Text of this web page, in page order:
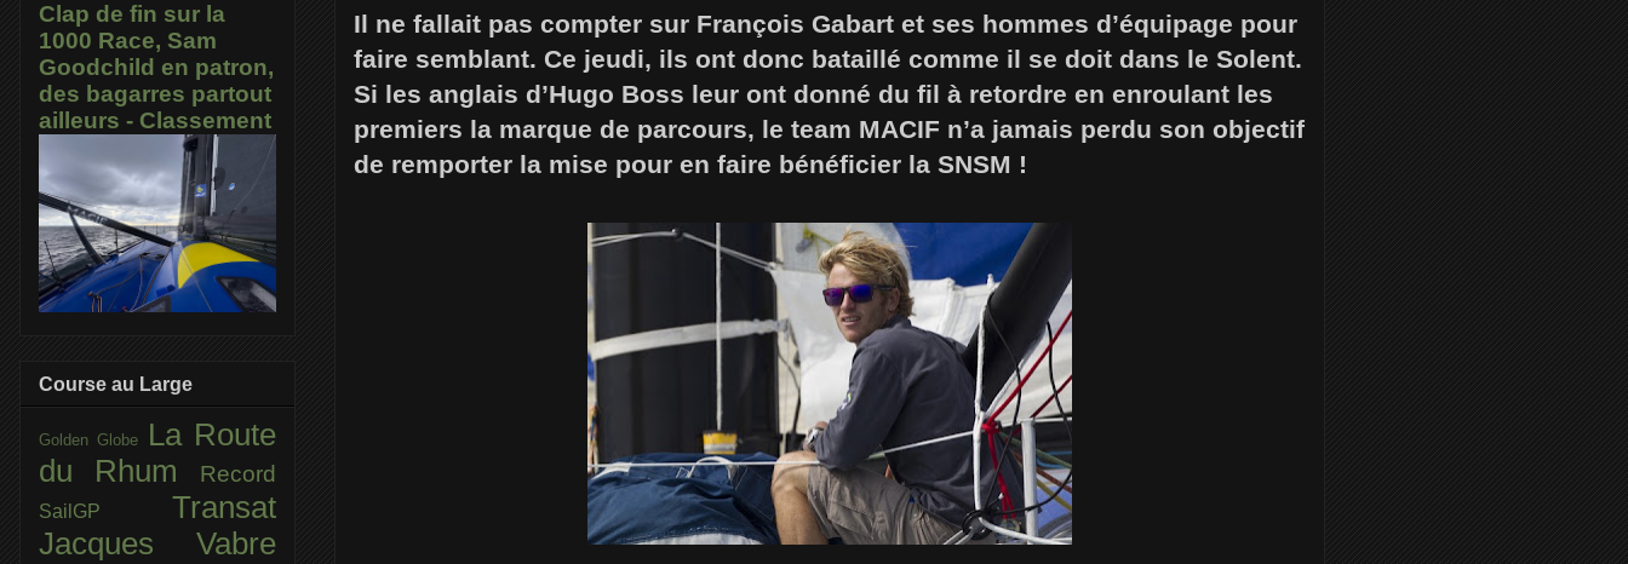
Il ne fallait pas compter sur François Gabart et ses hommes d’équipage pour
faire semblant. Ce jeudi, ils ont donc bataillé comme il se doit dans le Solent.
Si les anglais d’Hugo Boss leur ont donné du fil à retordre en enroulant les
premiers la marque de parcours, le team MACIF n’a jamais perdu son objectif
de remporter la mise pour en faire bénéficier la SNSM !
Clap de fin sur la
1000 Race, Sam
Goodchild en patron,
des bagarres partout
ailleurs - Classement
Course au Large
Golden Globe
La Route
du Rhum
Record
SailGP Transat
Jacques Vabre